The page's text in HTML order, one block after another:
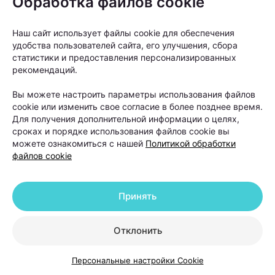
Наш сайт использует файлы cookie для обеспечения
удобства пользователей сайта, его улучшения, сбора
статистики и предоставления персонализированных
рекомендаций.
Вы можете настроить параметры использования файлов
cookie или изменить свое согласие в более позднее время.
Для получения дополнительной информации о целях,
сроках и порядке использования файлов cookie вы
можете ознакомиться с нашей Политикой обработки
файлов cookie
Отклонить
Принять
Персональные настройки Cookie